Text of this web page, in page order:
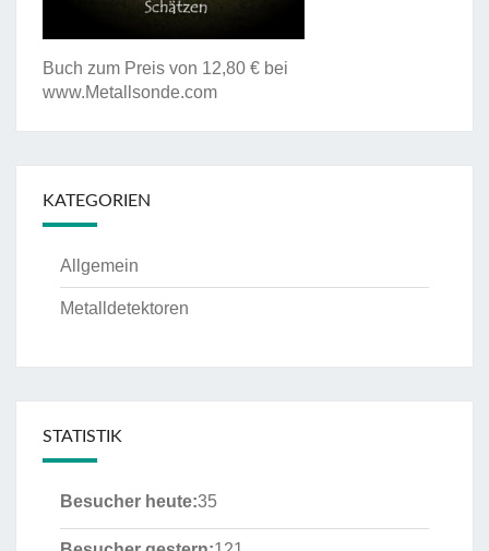
Buch zum Preis von 12,80 € bei
www.Metallsonde.com
KATEGORIEN
Allgemein
Metalldetektoren
STATISTIK
Besucher heute:35